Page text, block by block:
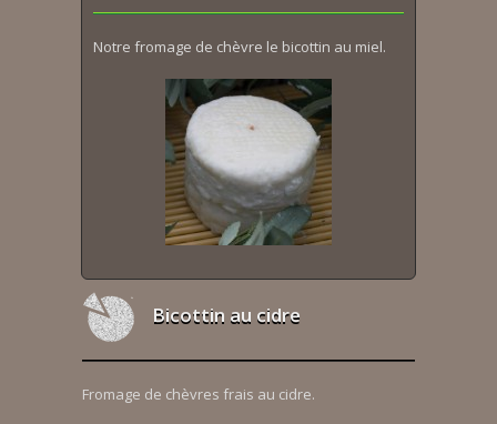
Notre fromage de chèvre le bicottin au miel.
Bicottin au cidre
Fromage de chèvres frais au cidre.